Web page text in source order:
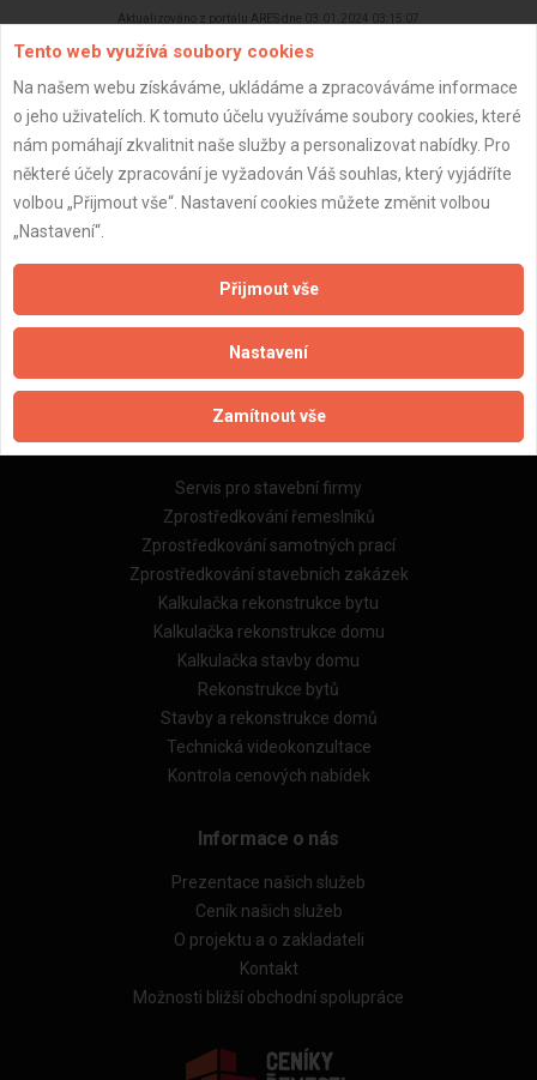
Aktualizováno z portálu ARES dne 03.01.2024 03:15:07
Důležité informace
Naše firmy a řemeslníci
Zásady pro používání souborů cookie
Obchodní podmínky (zprostředkování)
Obchodní podmínky (rozpočtování)
Reference
Naše excelové tabulky online
Naše služby
Servis pro stavební firmy
Zprostředkování řemeslníků
Zprostředkování samotných prací
Zprostředkování stavebních zakázek
Kalkulačka rekonstrukce bytu
Kalkulačka rekonstrukce domu
Kalkulačka stavby domu
Rekonstrukce bytů
Stavby a rekonstrukce domů
Technická videokonzultace
Kontrola cenových nabídek
Informace o nás
Prezentace našich služeb
Ceník našich služeb
O projektu a o zakladateli
Kontakt
Možnosti bližší obchodní spolupráce
Tento web využívá soubory cookies
Na našem webu získáváme, ukládáme a zpracováváme informace
o jeho uživatelích. K tomuto účelu využíváme soubory cookies, které
nám pomáhají zkvalitnit naše služby a personalizovat nabídky. Pro
některé účely zpracování je vyžadován Váš souhlas, který vyjádříte
volbou „Přijmout vše“. Nastavení cookies můžete změnit volbou
„Nastavení“.
Přijmout vše
Nastavení
Zamítnout vše